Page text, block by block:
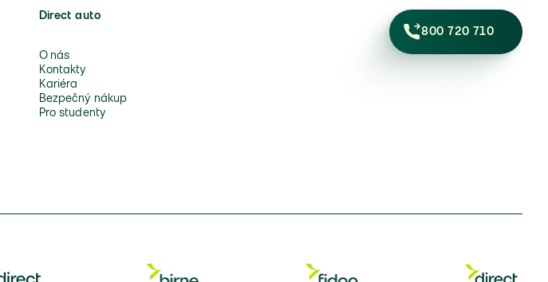
Direct auto
O nás
Kontakty
Kariéra
Bezpečný nákup
Pro studenty
800 720 710